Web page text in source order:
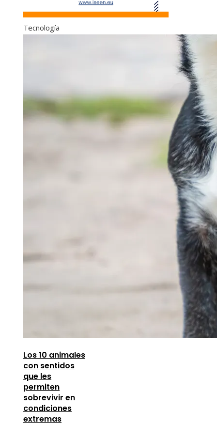
Tecnología
Los 10 animales
con sentidos
que les
permiten
sobrevivir en
condiciones
extremas